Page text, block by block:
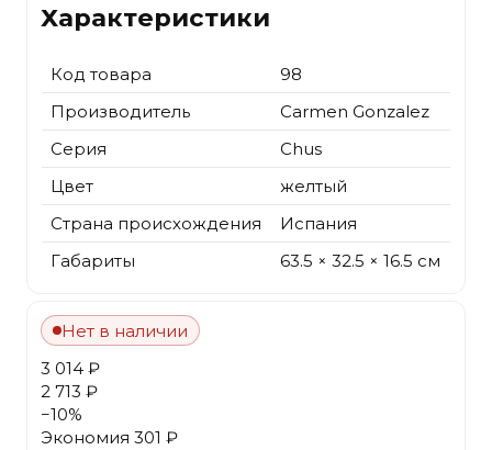
Характеристики
Код товара
98
Производитель
Carmen Gonzalez
Серия
Chus
Цвет
желтый
Страна происхождения
Испания
Габариты
63.5 × 32.5 × 16.5 см
Нет в наличии
3 014 ₽
2 713 ₽
−10%
Экономия 301 ₽